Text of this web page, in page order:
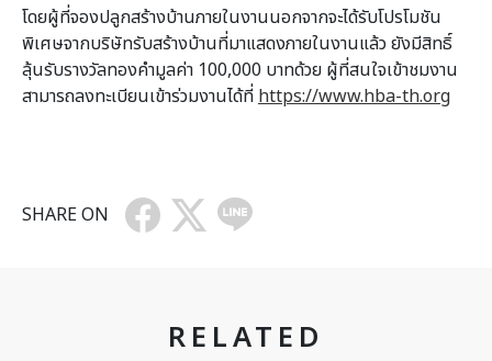
โดยผู้ที่จองปลูกสร้างบ้านภายในงานนอกจากจะได้รับโปรโมชัน
พิเศษจากบริษัทรับสร้างบ้านที่มาแสดงภายในงานแล้ว ยังมีสิทธิ์
ลุ้นรับรางวัลทองคำมูลค่า 100,000 บาทด้วย ผู้ที่สนใจเข้าชมงาน
สามารถลงทะเบียนเข้าร่วมงานได้ที่ https://www.hba-th.org
SHARE ON
RELATED